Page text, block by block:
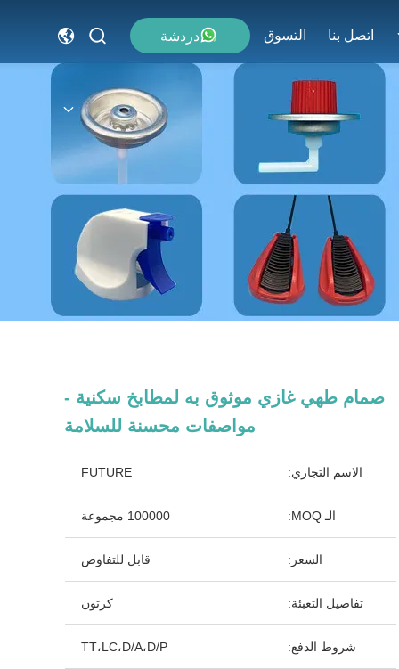
اتصل بنا التسوق دردشة
صمام طهي غازي موثوق به لمطابخ سكنية -
مواصفات محسنة للسلامة
الاسم التجاري: FUTURE
الـ MOQ: 100000 مجموعة
السعر: قابل للتفاوض
تفاصيل التعبئة: كرتون
شروط الدفع: TT،LC،D/A،D/P